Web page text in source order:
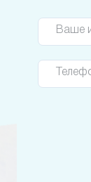
Ваше